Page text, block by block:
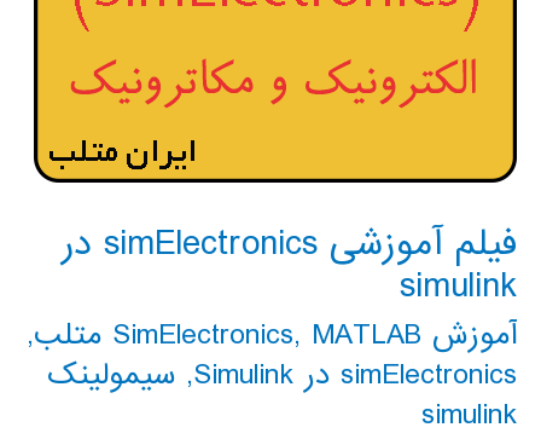
فیلم آموزشی simElectronics در
simulink
آموزش SimElectronics , MATLAB متلب
,
simElectronics در Simulink
, سیمولینک
simulink